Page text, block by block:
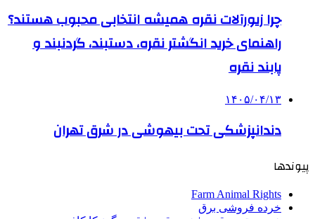
چرا زیورآلات نقره همیشه انتخابی محبوب هستند؟
راهنمای خرید انگشتر نقره، دستبند، گردنبند و
پابند نقره
۱۴۰۵/۰۴/۱۳
دندانپزشکی تحت بیهوشی در شرق تهران
پیوندها
Farm Animal Rights
خرده فروشی برق